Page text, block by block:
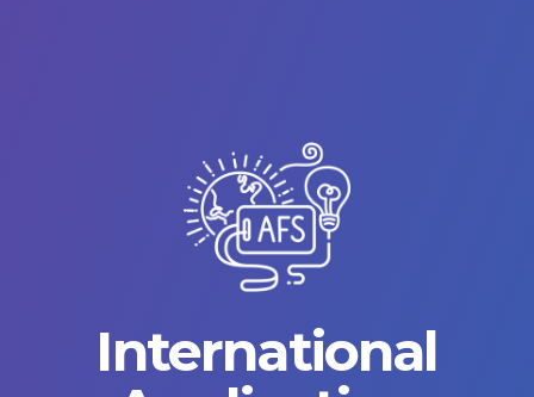
International